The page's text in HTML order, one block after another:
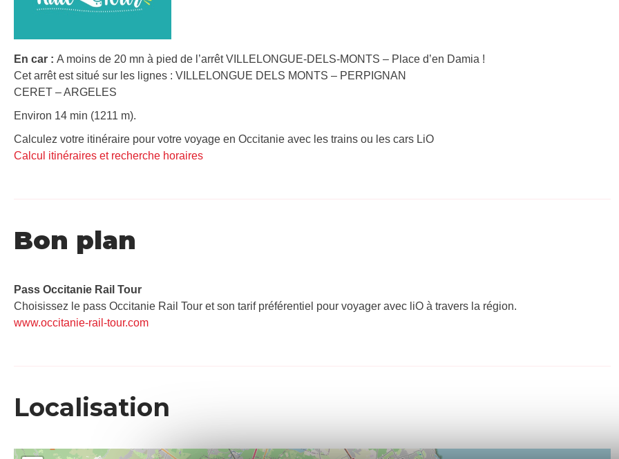
En car : A moins de 20 mn à pied de l’arrêt VILLELONGUE-DELS-MONTS – Place d’en Damia !
Cet arrêt est situé sur les lignes : VILLELONGUE DELS MONTS – PERPIGNAN
CERET – ARGELES
Environ 14 min (1211 m).
Calculez votre itinéraire pour votre voyage en Occitanie avec les trains ou les cars LiO
Calcul itinéraires et recherche horaires
Bon plan
Pass Occitanie Rail Tour​
Choisissez le pass Occitanie Rail Tour et son tarif préférentiel pour voyager avec liO à travers la région.
www.occitanie-rail-tour.com
Localisation